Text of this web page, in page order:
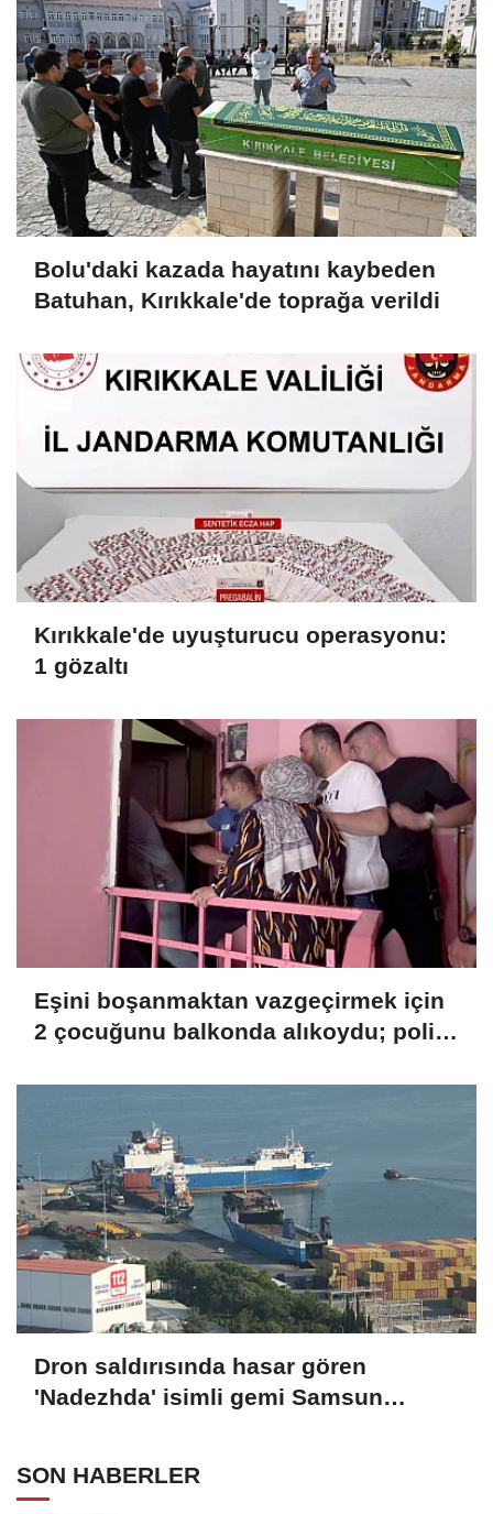
Bolu'daki kazada hayatını kaybeden
Batuhan, Kırıkkale'de toprağa verildi
Kırıkkale'de uyuşturucu operasyonu:
1 gözaltı
Eşini boşanmaktan vazgeçirmek için
2 çocuğunu balkonda alıkoydu; polis
Dron saldırısında hasar gören
'Nadezhda' isimli gemi Samsun
SON HABERLER